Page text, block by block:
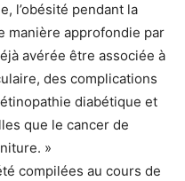
l’obésité pendant la
manière approfondie par
avérée être associée à
des complications
diabétique et
que le cancer de
»
compilées au cours de